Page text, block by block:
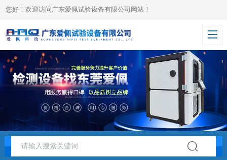
您好！欢迎访问广东爱佩试验设备有限公司网站！